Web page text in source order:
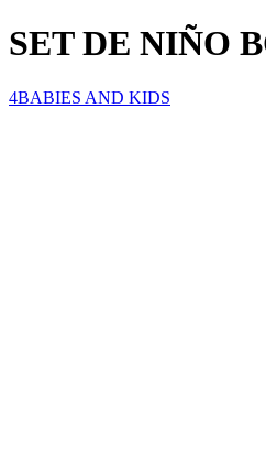
SET DE NIÑO
4BABIES AND KIDS